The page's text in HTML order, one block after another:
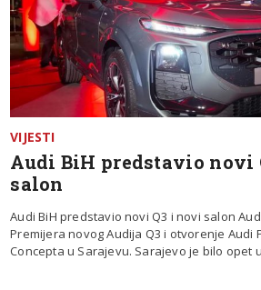
VIJESTI
Audi BiH predstavio novi
salon
Audi BiH predstavio novi Q3 i novi salon
Premijera novog Audija Q3 i otvorenje Audi
Concepta u Sarajevu. Sarajevo je bilo opet